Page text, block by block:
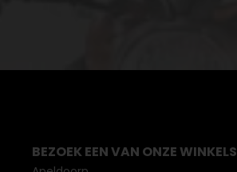
BEZOEK EEN VAN ONZE WINKELS